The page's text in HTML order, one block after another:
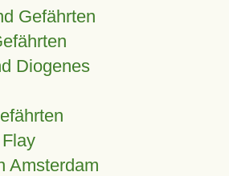
Gefährten
Diogenes
Amsterdam